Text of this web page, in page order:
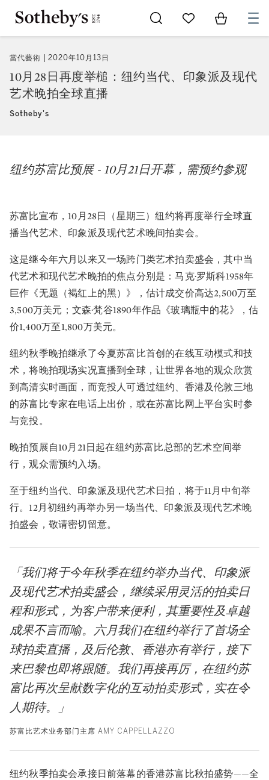
Go to My Favorites
Items in
當代藝術 2020年10月13日
10月28日再度举槌：纽约当代、印象派及现代
艺术晚拍全球直播
Sotheby's
纽约苏富比预展 - 10月21日开幕，需预约参观
苏富比宣布，10月28日（星期三）纽约将再度举行全球直
播当代艺术、印象派及现代艺术晚间拍卖会。
这是继今年六月以来又一场跨门类艺术拍卖盛会，其中当
代艺术和现代艺术晚拍的焦点分别是：马克·罗斯科1958年
巨作《无题（褐红上的黑）》，估计成交价高达2,500万至
3,500万美元；文森·梵谷1890年作品《玻璃瓶中的花》，估
价1,400万至1,800万美元。
纽约秋季晚拍继承了今夏苏富比首创的在线互动模式和技
术，将晚拍现场实况直播到全球，让世界各地的观众欣赏
到高清实时画面，而竞投人可透过纽约、香港及伦敦三地
的苏富比专家在电话上出价，或在苏富比网上平台实时参
与竞投。
晚拍预展自10月21日起在纽约苏富比总部的艺术空间举
行，观众需预约入场。
至于纽约当代、印象派及现代艺术日拍，将于11月中旬举
行。12月初纽约再举办另一场当代、印象派及现代艺术晚
拍盛会，敬请密切留意。
「我们将于今年秋季在纽约举办当代、印象派
及现代艺术拍卖盛会，继续采用灵活的拍卖日
程和形式，为客户带来便利，其重要性及卓越
成果不言而喻。六月我们在纽约举行了首场全
球拍卖直播，及后伦敦、香港亦有举行，接下
来巴黎也即将跟随。我们再接再厉，在纽约苏
富比再次呈献数字化的互动拍卖形式，实在令
人期待。」
苏富比艺术业务部门主席 AMY CAPPELLAZZO
纽约秋季拍卖会承接日前落幕的香港苏富比秋拍盛势——全